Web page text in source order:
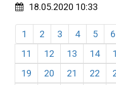
18.05.2020 10:33
1 2 3 4 5 6
11
12 13 14
19
20 21 22